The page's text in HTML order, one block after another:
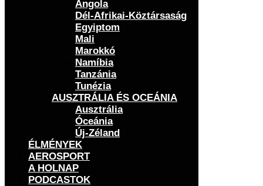
Angola
Dél-Afrikai-Köztársaság
Egyiptom
Mali
Marokkó
Namíbia
Tanzánia
Tunézia
AUSZTRÁLIA ÉS OCEÁNIA
Ausztrália
Óceánia
Új-Zéland
ÉLMÉNYEK
AEROSPORT
A HOLNAP
PODCASTOK